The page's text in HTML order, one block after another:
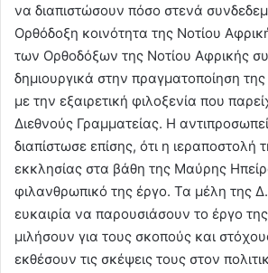
να διαπιστώσουν πόσο στενά
Ορθόδοξη κοινότητα της Νοτίου
των Ορθοδόξων της Νοτίου Αφρικής
δημιουργικά στην πραγματοποίηση
με την εξαιρετική φιλοξενία που
Διεθνούς Γραμματείας. Η
διαπίστωσε επίσης, ότι η ιεραποστολή
εκκλησίας στα βάθη της Μαύρης
φιλανθρωπικό της έργο. Τα μέλη της
ευκαιρία να παρουσιάσουν το έργο
μιλήσουν για τους σκοπούς και
εκθέσουν τις σκέψεις τους στον